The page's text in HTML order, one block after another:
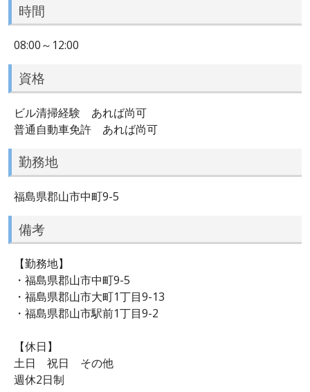
時間
08:00～12:00
資格
ビル清掃経験 あれば尚可
普通自動車免許 あれば尚可
勤務地
福島県郡山市中町9-5
備考
【勤務地】
・福島県郡山市中町9-5
・福島県郡山市大町1丁目9-13
・福島県郡山市駅前1丁目9-2
【休日】
土日 祝日 その他
週休2日制